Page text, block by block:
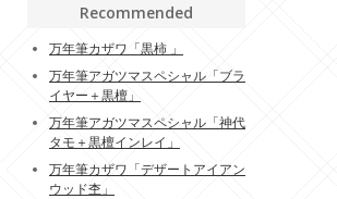
Recommended
万年筆カザワ「黒柿 」
万年筆アガツマスペシャル「ブラ
イヤー＋黒檀」
万年筆アガツマスペシャル「神代
タモ＋黒檀インレイ」
万年筆カザワ「デザートアイアン
ウッド杢」